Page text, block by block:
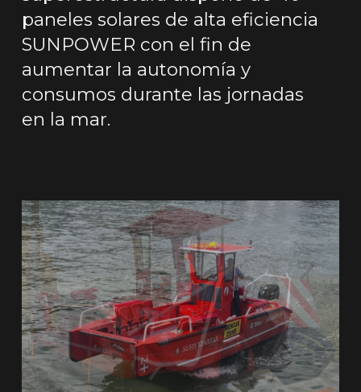
paneles solares de alta eficiencia
SUNPOWER con el fin de
aumentar la autonomía y
consumos durante las jornadas
en la mar.